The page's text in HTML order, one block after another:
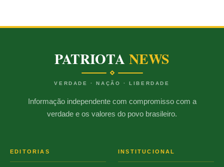
PATRIOTANEWS
VERDADE · NAÇÃO · LIBERDADE
Informação independente com compromisso com a
verdade e os valores do povo brasileiro.
EDITORIAS INSTITUCIONAL